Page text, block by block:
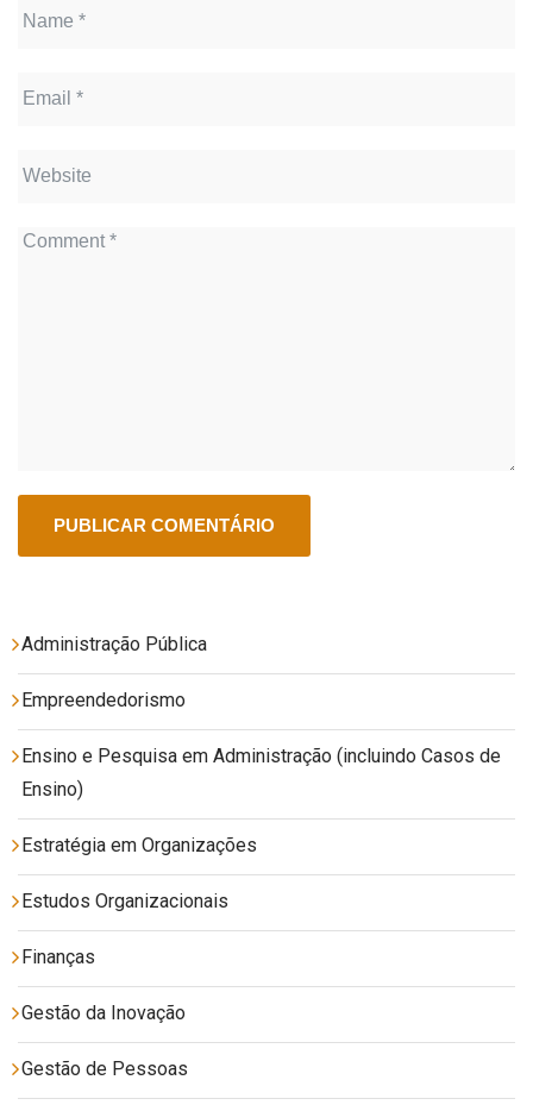
Administração Pública
Empreendedorismo
Ensino e Pesquisa em Administração (incluindo Casos de
Ensino)
Estratégia em Organizações
Estudos Organizacionais
Finanças
Gestão da Inovação
Gestão de Pessoas